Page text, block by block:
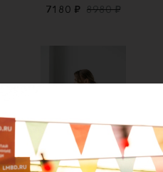
7180 ₽ 8980 ₽